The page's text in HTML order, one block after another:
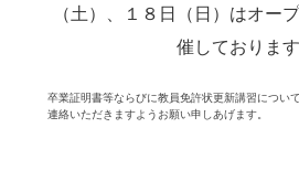
（土）、１８日（日）はオー
催しております
卒業証明書等ならびに教員免許状更新講習につい
連絡いただきますようお願い申しあげます。